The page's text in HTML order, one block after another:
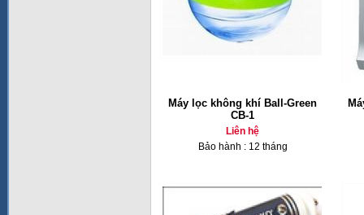
Máy lọc không khí Ball-Green
CB-1
Liên hệ
Bảo hành : 12 tháng